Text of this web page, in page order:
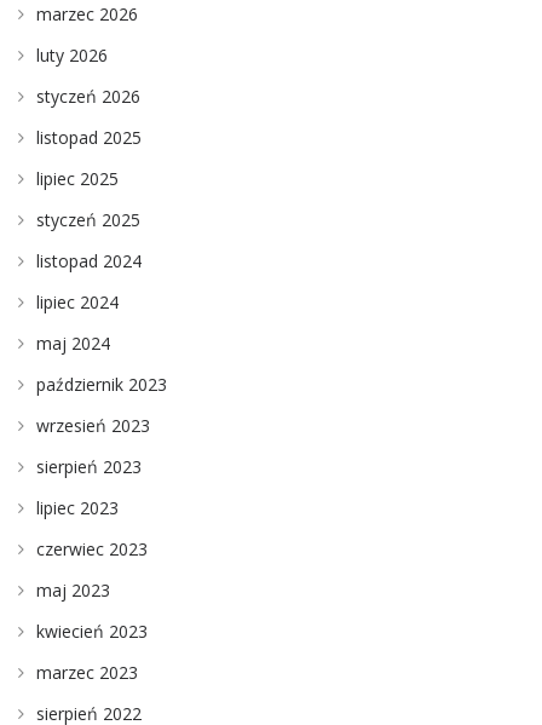
marzec 2026
luty 2026
styczeń 2026
listopad 2025
lipiec 2025
styczeń 2025
listopad 2024
lipiec 2024
maj 2024
październik 2023
wrzesień 2023
sierpień 2023
lipiec 2023
czerwiec 2023
maj 2023
kwiecień 2023
marzec 2023
sierpień 2022